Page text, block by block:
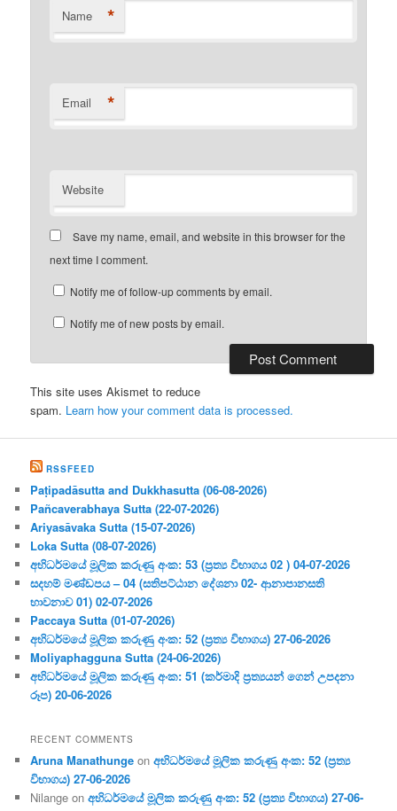
Name *
Email *
Website
Save my name, email, and website in this browser for the
next time I comment.
Notify me of follow-up comments by email.
Notify me of new posts by email.
This site uses Akismet to reduce
spam. Learn how your comment data is processed.
RSSFEED
Paṭipadāsutta and Dukkhasutta (06-08-2026)
Pañcaverabhaya Sutta (22-07-2026)
Ariyasāvaka Sutta (15-07-2026)
Loka Sutta (08-07-2026)
අභිධර්මයේ මූලික කරුණු අංක: 53 (ප්‍ර‍ත්‍ය විභාගය 02 ) 04-07-2026
සදහම් මණ්ඩපය – 04 (සතිපට්ඨාන දේශනා 02- ආනාපානසති
භාවනාව 01) 02-07-2026
Paccaya Sutta (01-07-2026)
අභිධර්මයේ මූලික කරුණු අංක: 52 (ප්‍ර‍ත්‍ය විභාගය) 27-06-2026
Moliyaphagguna Sutta (24-06-2026)
අභිධර්මයේ මූලික කරුණු අංක: 51 (කර්මාදි ප්‍ර‍ත්‍යයන් ගෙන් උපදනා
රූප) 20-06-2026
RECENT COMMENTS
Aruna Manathunge onඅභිධර්මයේ මූලික කරුණු අංක: 52 (ප්‍ර‍ත්‍ය
විභාගය) 27-06-2026
Nilange onඅභිධර්මයේ මූලික කරුණු අංක: 52 (ප්‍ර‍ත්‍ය විභාගය) 27-06-